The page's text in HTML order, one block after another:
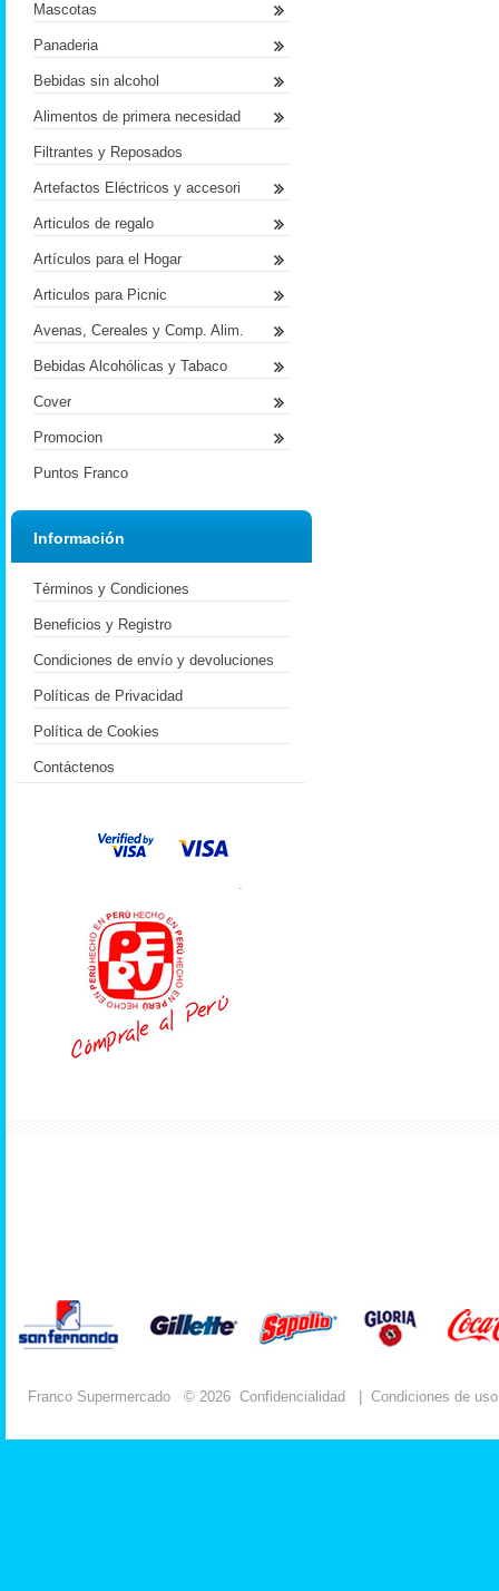
Mascotas
Panaderia
Bebidas sin alcohol
Alimentos de primera necesidad
Filtrantes y Reposados
Artefactos Eléctricos y accesori
Articulos de regalo
Artículos para el Hogar
Articulos para Picnic
Avenas, Cereales y Comp. Alim.
Bebidas Alcohólicas y Tabaco
Cover
Promocion
Puntos Franco
Información
Términos y Condiciones
Beneficios y Registro
Condiciones de envío y devoluciones
Políticas de Privacidad
Política de Cookies
Contáctenos
.
Franco Supermercado © 2026 Confidencialidad Condiciones de uso